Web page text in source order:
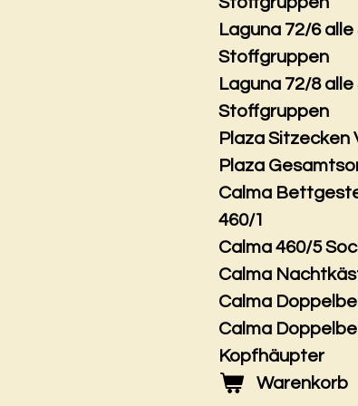
Laguna 72/6
Stoffgruppen
Laguna 72/8
Stoffgruppen
Plaza Sitzecken
Plaza
Calma
460/1
Calma 460/5
Calma
Calma
Calma
Kopfhäupter
Warenkorb